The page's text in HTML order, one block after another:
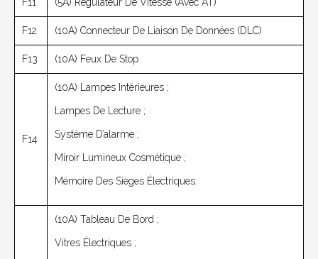
F12 (10A) Connecteur De Liaison De Données (DLC)
F13 (10A) Feux De Stop
F14
(10A) Lampes Intérieures ;
Lampes De Lecture ;
Système D’alarme ;
Miroir Lumineux Cosmétique ;
Mémoire Des Sièges Électriques.
(10A) Tableau De Bord ;
Vitres Électriques ;